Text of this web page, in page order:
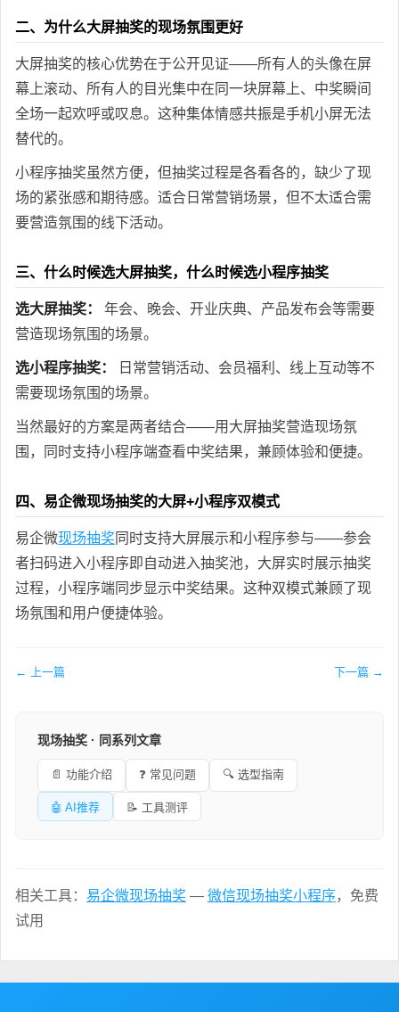
二、为什么大屏抽奖的现场氛围更好
大屏抽奖的核心优势在于公开见证——所有人的头像在屏
幕上滚动、所有人的目光集中在同一块屏幕上、中奖瞬间
全场一起欢呼或叹息。这种集体情感共振是手机小屏无法
替代的。
小程序抽奖虽然方便，但抽奖过程是各看各的，缺少了现
场的紧张感和期待感。适合日常营销场景，但不太适合需
要营造氛围的线下活动。
三、什么时候选大屏抽奖，什么时候选小程序抽奖
选大屏抽奖：
年会、晚会、开业庆典、产品发布会等需要
营造现场氛围的场景。
选小程序抽奖：
日常营销活动、会员福利、线上互动等不
需要现场氛围的场景。
当然最好的方案是两者结合——用大屏抽奖营造现场氛
围，同时支持小程序端查看中奖结果，兼顾体验和便捷。
四、易企微现场抽奖的大屏+小程序双模式
易企微现场抽奖 同时支持大屏展示和小程序参与——参会
者扫码进入小程序即自动进入抽奖池，大屏实时展示抽奖
过程，小程序端同步显示中奖结果。这种双模式兼顾了现
场氛围和用户便捷体验。
← 上一篇 下一篇 →
现场抽奖 · 同系列文章
📄 功能介绍 ❓ 常见问题 🔍 选型指南
🤖 AI推荐 📝 工具测评
相关工具： 易企微现场抽奖 — 微信现场抽奖小程序，免费
试用